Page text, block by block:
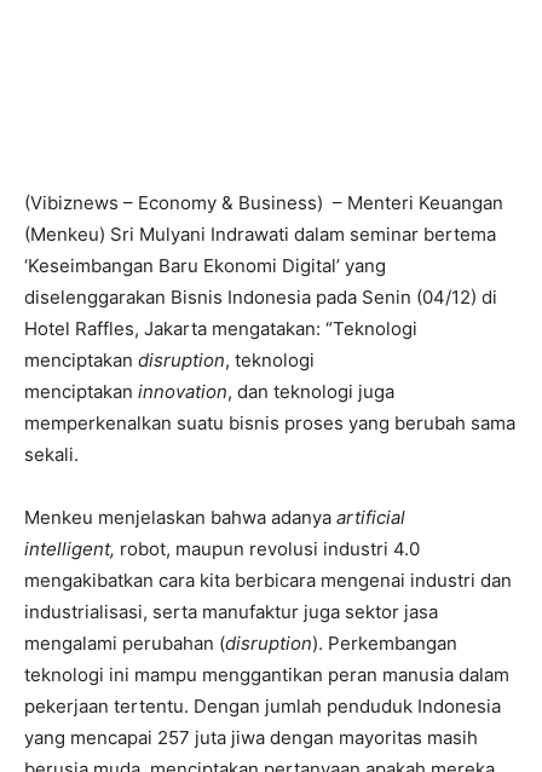
(Vibiznews – Economy & Business) – Menteri Keuangan
(Menkeu) Sri Mulyani Indrawati dalam seminar bertema
‘Keseimbangan Baru Ekonomi Digital’ yang
diselenggarakan Bisnis Indonesia pada Senin (04/12) di
Hotel Raffles, Jakarta mengatakan: “Teknologi
menciptakan disruption, teknologi
menciptakan innovation, dan teknologi juga
memperkenalkan suatu bisnis proses yang berubah sama
sekali.
Menkeu menjelaskan bahwa adanya artificial
intelligent, robot, maupun revolusi industri 4.0
mengakibatkan cara kita berbicara mengenai industri dan
industrialisasi, serta manufaktur juga sektor jasa
mengalami perubahan (disruption). Perkembangan
teknologi ini mampu menggantikan peran manusia dalam
pekerjaan tertentu. Dengan jumlah penduduk Indonesia
yang mencapai 257 juta jiwa dengan mayoritas masih